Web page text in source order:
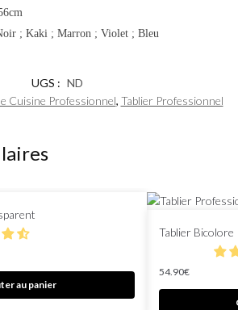
; Kaki ; Marron ; Violet ; Bleu
UGS : ND
Cuisine Professionnel, Tablier Professionnel
au panier
Tablier Bicolore
54.90€